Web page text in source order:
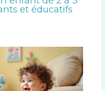
et éducatifs